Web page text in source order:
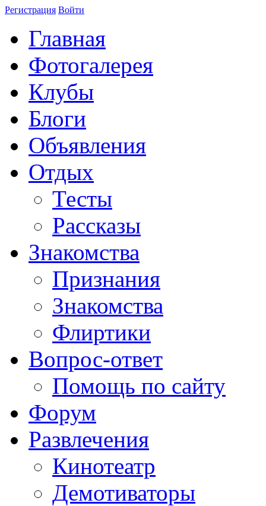
Регистрация Войти
Главная
Фотогалерея
Клубы
Блоги
Объявления
Отдых
Тесты
Рассказы
Знакомства
Признания
Знакомства
Флиртики
Вопрос-ответ
Помощь по сайту
Форум
Развлечения
Кинотеатр
Демотиваторы